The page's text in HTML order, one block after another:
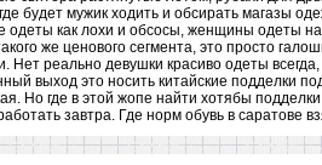
будет мужик ходить и обсирать магазы
одеты как лохи и обсосы, женщины одеты
же ценового сегмента, это просто
Нет реально девушки красиво одеты
выход это носить китайские подделки
Но где в этой жопе найти хотябы
завтра. Где норм обувь в саратове